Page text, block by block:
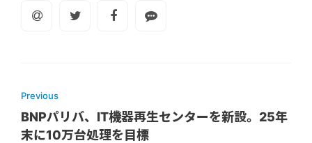
Previous
BNPパリバ、IT機器再生センターを新設。25年
末に10万台処理を目標